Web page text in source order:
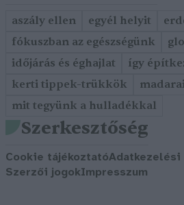
aszály ellen egyél helyit
fókuszban az egészségünk
időjárás és éghajlat
így
kerti tippek-trükkök
mit tegyünk a hulladékkal
Szerkesztőség
Cookie tájékoztatóAdatkezelési
Szerzői jogokImpresszum